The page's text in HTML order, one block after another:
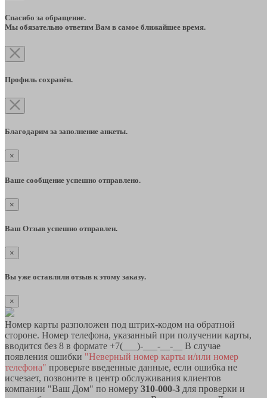
Спасибо за обращение.
Мы обязательно ответим Вам в самое ближайшее время.
Профиль сохранён.
Благодарим за заполнение анкеты.
×
Ваше сообщение успешно отправлено.
×
Ваш Отзыв успешно отправлен.
×
Вы уже оставляли отзыв к этому заказу.
×
Номер карты разположен под штрих-кодом на обратной
стороне. Номер телефона, указанный при получении карты,
вводится без 8 в формате +7(___)-___-__-__ В случае
появления ошибки "Неверный номер карты и/или номер
телефона" проверьте введенные данные, если ошибка не
исчезает, позвоните в центр обслуживания клиентов
компании "Ваш Дом" по номеру 310-000-3 для проверки и